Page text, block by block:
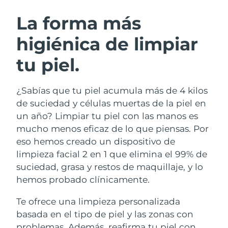
La forma más
higiénica de limpiar
tu piel.
¿Sabías que tu piel acumula más de 4 kilos
de suciedad y células muertas de la piel en
un año? Limpiar tu piel con las manos es
mucho menos eficaz de lo que piensas. Por
eso hemos creado un dispositivo de
limpieza facial 2 en 1 que elimina el 99% de
suciedad, grasa y restos de maquillaje, y lo
hemos probado clínicamente.
Te ofrece una limpieza personalizada
basada en el tipo de piel y las zonas con
Limpieza facial
Anti-aging massage
LUNA™ 4 Plus
Massage, LED heating
LUNA™ 4 Men
Microcurrent toning
BEAR™ 2 go
Microcurrent toning on-the-go
BEAR™ 2 eyes & lips
Hidratación
UFO™ 3 pack
Deep facial hydration
Near-infrared and red light therapy
device
Cuidado bucal
issa™ 4
Hybrid silicone sonic toothbrush
Smart hybrid silicone sonic toothbrush
TRATAMIENTO ANTIEDAD FAQ™
Antiedad Tratamientos LED
NEW
Austria
Baréin Entrega prevista8/13/26
Bélgica
Bermudas Entrega prevista 8/18/26
Bosnia y Herzegovina Entrega prevista
Brunéi Entrega prevista
Bulgaria Entrega prevista 8/12/26
Canadá Entrega prevista
Chile Entrega prevista